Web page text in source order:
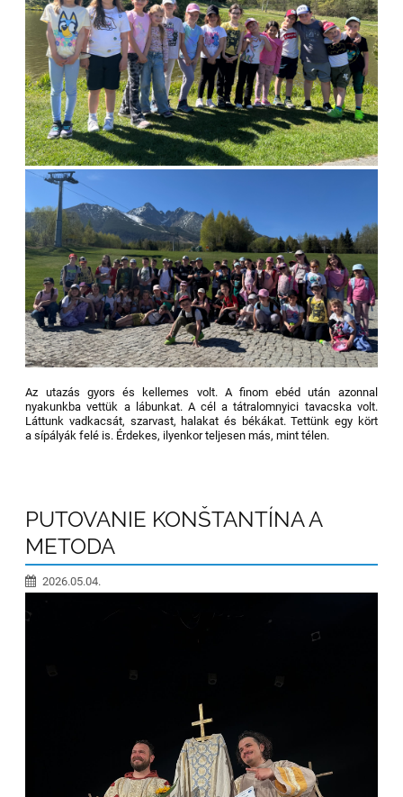
Az utazás gyors és kellemes volt. A finom ebéd után azonnal
nyakunkba vettük a lábunkat. A cél a tátralomnyici tavacska volt.
Láttunk vadkacsát, szarvast, halakat és békákat. Tettünk egy kört
a sípályák felé is. Érdekes, ilyenkor teljesen más, mint télen.
PUTOVANIE KONŠTANTÍNA A
METODA
2026.05.04.